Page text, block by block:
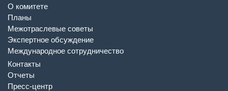
О комитете
Планы
Межотраслевые советы
Экспертное обсуждение
Международное сотрудничество
Контакты
Отчеты
Пресс-центр